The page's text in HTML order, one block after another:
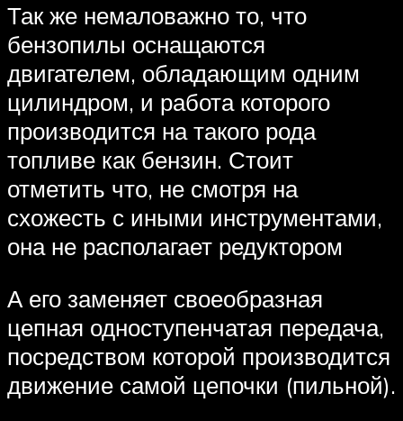
Так же немаловажно то, что
бензопилы оснащаются
двигателем, обладающим одним
цилиндром, и работа которого
производится на такого рода
топливе как бензин. Стоит
отметить что, не смотря на
схожесть с иными инструментами,
она не располагает редуктором
А его заменяет своеобразная
цепная одноступенчатая передача,
посредством которой производится
движение самой цепочки (пильной).